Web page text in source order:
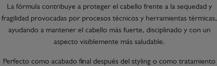
La fórmula contribuye a proteger el cabello frente a la sequedad y
fragilidad provocadas por procesos técnicos y herramientas térmicas,
ayudando a mantener el cabello más fuerte, disciplinado y con un
aspecto visiblemente más saludable.
Perfecto como acabado final después del styling o como tratamiento